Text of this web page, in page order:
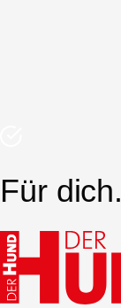
Für